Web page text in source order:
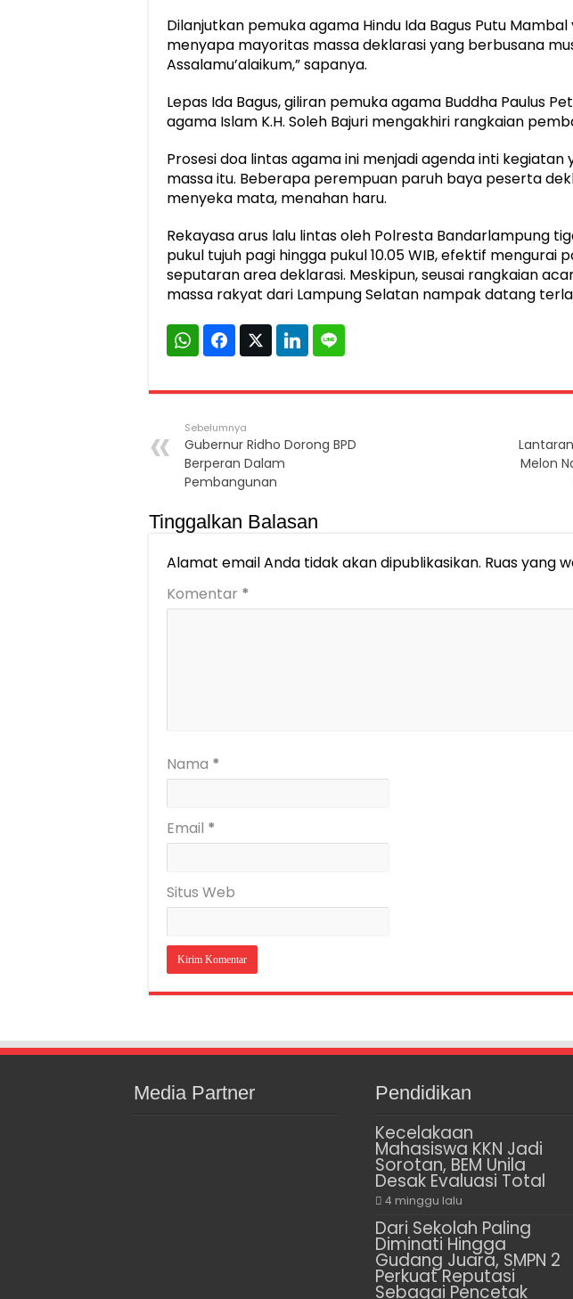
Dilanjutkan pemuka agama Hindu Ida Bagus Putu
menyapa mayoritas massa deklarasi yang berbusana
Assalamu’alaikum,” sapanya.
Lepas Ida Bagus, giliran pemuka agama Buddha Paulus
agama Islam K.H. Soleh Bajuri mengakhiri rangkaian
Prosesi doa lintas agama ini menjadi agenda inti kegiatan
massa itu. Beberapa perempuan paruh baya peserta
menyeka mata, menahan haru.
Rekayasa arus lalu lintas oleh Polresta Bandarlampung
pukul tujuh pagi hingga pukul 10.05 WIB, efektif mengurai
seputaran area deklarasi. Meskipun, seusai rangkaian
massa rakyat dari Lampung Selatan nampak datang
Sebelumnya
Gubernur Ridho Dorong BPD
Berperan Dalam
Pembangunan
Melon
Tinggalkan Balasan
Alamat email Anda tidak akan dipublikasikan. Ruas yang
Komentar *
Nama *
Email *
Situs Web
Media Partner Pendidikan
Kecelakaan
Mahasiswa KKN Jadi
Sorotan, BEM Unila
Desak Evaluasi Total
4 minggu lalu
Dari Sekolah Paling
Diminati Hingga
Gudang Juara, SMPN 2
Perkuat Reputasi
Sebagai Pencetak